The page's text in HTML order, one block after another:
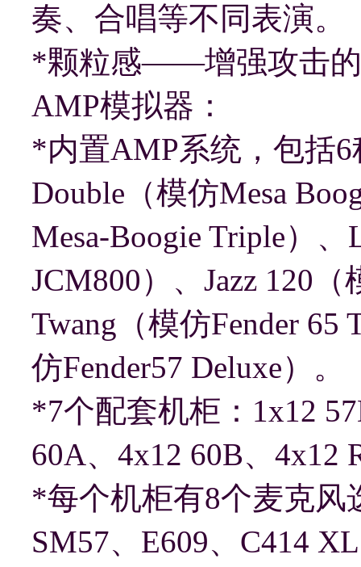
奏、合唱等不同表演。
*颗粒感——增强攻击的
AMP模拟器：
*内置AMP系统，包括
Double（模仿Mesa
Mesa-Boogie Triple）
JCM800）、Jazz 120
Twang（模仿Fender 65
仿Fender57 Deluxe）。
*7个配套机柜：1x12
60A、4x12 60B、4x12
*每个机柜有8个麦克风
SM57、E609、C414